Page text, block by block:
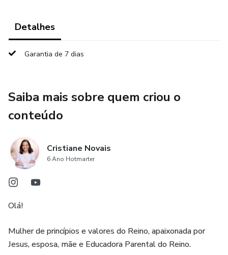
✨ trazer mais leveza para o lar
✨ ensinar com amor e firmeza
Você receberá materiais prontos para imprimir e montar
conforme a realidade da sua família.
No kit você encontra:
✔ Quadros de rotina visual
✔ Cards de tarefas infantis
Detalhes
Garantia de 7 dias
Saiba mais sobre quem criou o
conteúdo
Cristiane Novais
6 Ano Hotmarter
Olá!
Mulher de princípios e valores do Reino, apaixonada por
Jesus, esposa, mãe e Educadora Parental do Reino.